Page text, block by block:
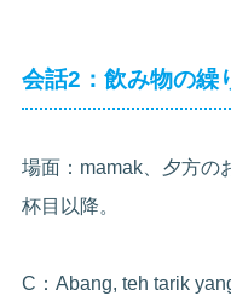
会話2：飲み物の繰
場面：mamak、夕方の
杯目以降。
C：Abang, teh tarik